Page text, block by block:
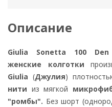
Описание
Giulia Sonetta 100
женские колготки
Giulia (Джулия)
нити из мягкой
"ромбы". Без шорт